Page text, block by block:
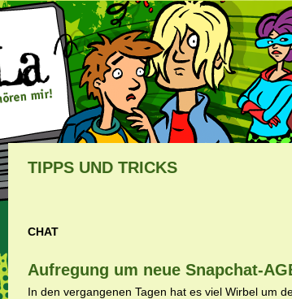
TIPPS UND TRICKS
CHAT
Aufregung um neue Snapchat-
In den vergangenen Tagen hat es viel Wirbel um